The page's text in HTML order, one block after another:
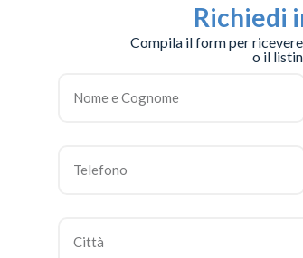
Richiedi
Compila il form per
o il